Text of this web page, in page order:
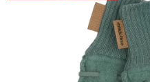
HLEDAT